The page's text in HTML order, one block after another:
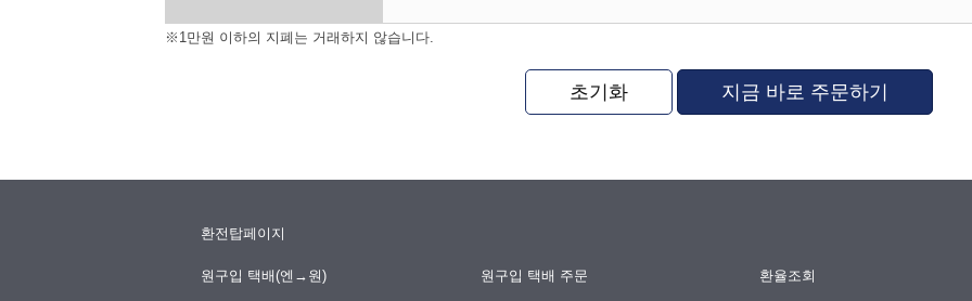
※1만원 이하의 지폐는 거래하지 않습니다.
초기화 지금 바로 주문하기
환전탑페이지
원구입 택배(엔→원) 원구입 택배 주문 환율조회